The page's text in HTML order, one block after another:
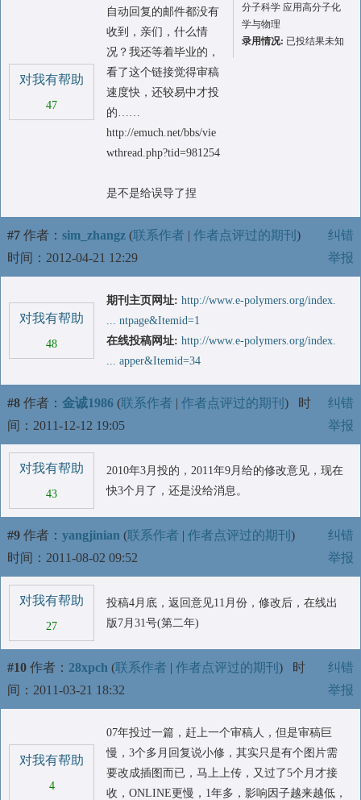
对我有帮助
47
自动回复的邮件都没有
收到，亲们，什么情
况？我还等着毕业的，
看了这个链接觉得审稿
速度快，还较易中才投
的……
http://emuch.net/bbs/vie
wthread.php?tid=981254
是不是给误导了捏
分子科学 应用高分子化
学与物理
录用情况: 已投结果未知
#7 作者： sim_zhangz (联系作者 | 作者点评过的期刊 )
时间：2012-04-21 12:29
纠错
举报
对我有帮助
48
期刊主页网址: http://www.e-polymers.org/index.
... ntpage&Itemid=1
在线投稿网址: http://www.e-polymers.org/index.
... apper&Itemid=34
#8 作者： 金诚1986 (联系作者 | 作者点评过的期刊 ) 时
间：2011-12-12 19:05
纠错
举报
对我有帮助
43
2010年3月投的，2011年9月给的修改意见，现在
快3个月了，还是没给消息。
#9 作者： yangjinian (联系作者 | 作者点评过的期刊 )
时间：2011-08-02 09:52
纠错
举报
对我有帮助
27
投稿4月底，返回意见11月份，修改后，在线出
版7月31号(第二年)
#10 作者： 28xpch (联系作者 | 作者点评过的期刊 ) 时
间：2011-03-21 18:32
纠错
举报
对我有帮助
4
07年投过一篇，赶上一个审稿人，但是审稿巨
慢，3个多月回复说小修，其实只是有个图片需
要改成插图而已，马上上传，又过了5个月才接
收，ONLINE更慢，1年多，影响因子越来越低，